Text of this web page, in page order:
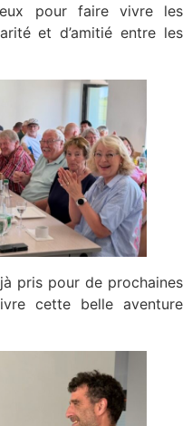
pour faire vivre les
et d’amitié entre les
pris pour de prochaines
cette belle aventure